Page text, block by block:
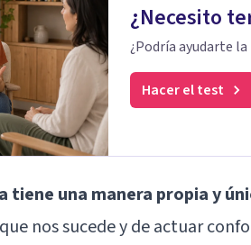
¿Necesito
¿Podría ayudarte
Hacer el test
tiene una manera propia y
nos sucede y de actuar